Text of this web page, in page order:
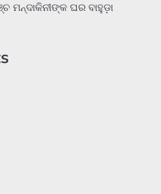
ମନ୍ଦାକିନୀଙ୍କ ଘର ବାହୁଡ଼ା